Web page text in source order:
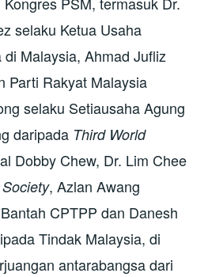
selaku Ketua Usaha
di Malaysia, Ahmad Jufliz
Parti Rakyat Malaysia
selaku Setiausaha Agung
daripada Third World
Dobby Chew, Dr. Lim Chee
, Azlan Awang
CPTPP dan Danesh
Tindak Malaysia, di
antarabangsa dari